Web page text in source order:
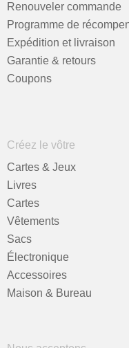
Renouveler commande
Programme de
Expédition et livraison
Garantie & retours
Coupons
Créez le vôtre
Cartes & Jeux
Livres
Cartes
Vêtements
Sacs
Électronique
Accessoires
Maison & Bureau